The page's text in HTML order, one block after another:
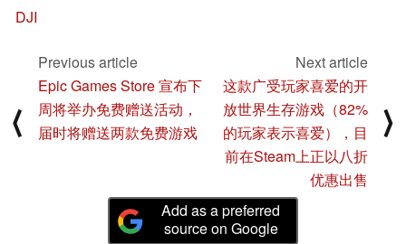
DJI
⟨
Previous article
Epic Games Store 宣布下
周将举办免费赠送活动，
届时将赠送两款免费游戏
Next article
这款广受玩家喜爱的开
放世界生存游戏（82%
的玩家表示喜爱），目
前在Steam上正以八折
优惠出售
⟩
Add as a preferred
source on Google